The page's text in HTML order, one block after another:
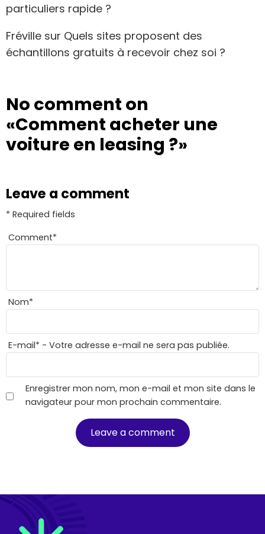
particuliers rapide ?
Fréville sur Quels sites proposent des
échantillons gratuits à recevoir chez soi ?
No comment on
«Comment acheter une
voiture en leasing ?»
Leave a comment
* Required fields
Comment*
Nom*
E-mail* - Votre adresse e-mail ne sera pas publiée.
Enregistrer mon nom, mon e-mail et mon site dans le
navigateur pour mon prochain commentaire.